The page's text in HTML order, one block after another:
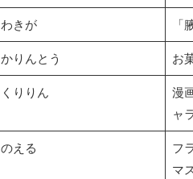
わきが 「
かりんとう お
くりりん
漫
ャ
のえる
フ
マ